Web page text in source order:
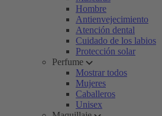
Hombre
Antienvejecimiento
Atención dental
Cuidado de los labios
Protección solar
Perfume
Mostrar todos
Mujeres
Caballeros
Unisex